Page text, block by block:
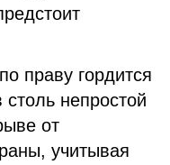
праву гордится
непростой
от
учитывая